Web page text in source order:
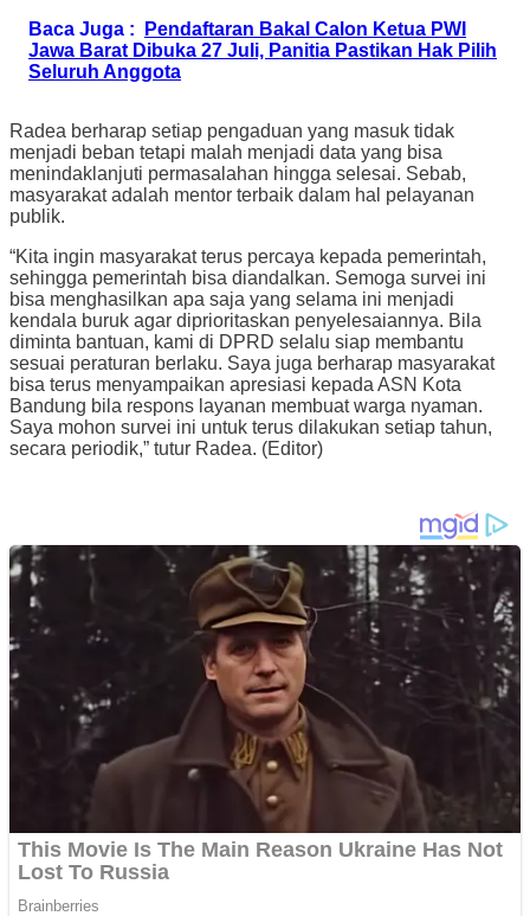
Baca Juga :
Pendaftaran Bakal Calon Ketua PWI
Jawa Barat Dibuka 27 Juli, Panitia Pastikan Hak Pilih
Seluruh Anggota
Radea berharap setiap pengaduan yang masuk tidak
menjadi beban tetapi malah menjadi data yang bisa
menindaklanjuti permasalahan hingga selesai. Sebab,
masyarakat adalah mentor terbaik dalam hal pelayanan
publik.
“Kita ingin masyarakat terus percaya kepada pemerintah,
sehingga pemerintah bisa diandalkan. Semoga survei ini
bisa menghasilkan apa saja yang selama ini menjadi
kendala buruk agar diprioritaskan penyelesaiannya. Bila
diminta bantuan, kami di DPRD selalu siap membantu
sesuai peraturan berlaku. Saya juga berharap masyarakat
bisa terus menyampaikan apresiasi kepada ASN Kota
Bandung bila respons layanan membuat warga nyaman.
Saya mohon survei ini untuk terus dilakukan setiap tahun,
secara periodik,” tutur Radea. (Editor)